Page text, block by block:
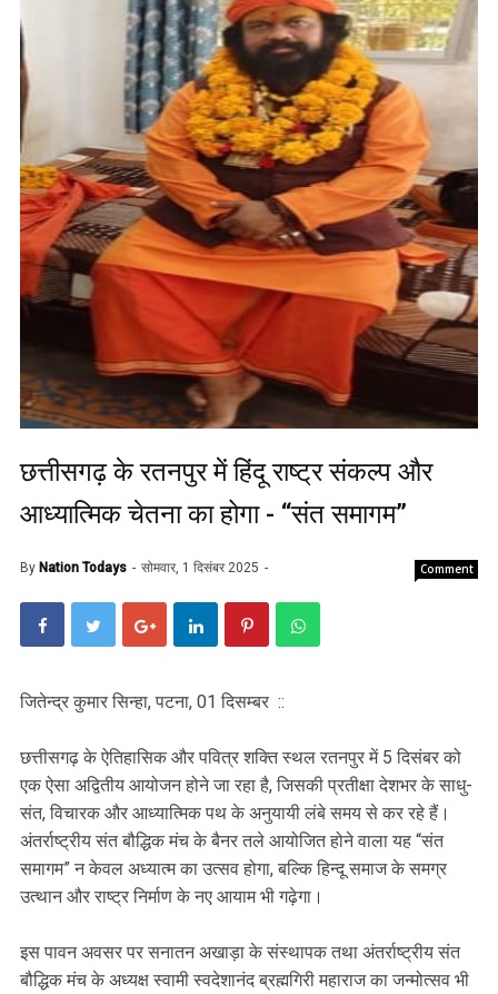
छत्तीसगढ़ के रतनपुर में हिंदू राष्ट्र संकल्प और
आध्यात्मिक चेतना का होगा - “संत समागम”
By Nation Todays सोमवार, 1 दिसंबर 2025 Comment
जितेन्द्र कुमार सिन्हा, पटना, 01 दिसम्बर ::
छत्तीसगढ़ के ऐतिहासिक और पवित्र शक्ति स्थल रतनपुर में 5 दिसंबर को
एक ऐसा अद्वितीय आयोजन होने जा रहा है, जिसकी प्रतीक्षा देशभर के साधु-
संत, विचारक और आध्यात्मिक पथ के अनुयायी लंबे समय से कर रहे हैं।
अंतर्राष्ट्रीय संत बौद्धिक मंच के बैनर तले आयोजित होने वाला यह “संत
समागम” न केवल अध्यात्म का उत्सव होगा, बल्कि हिन्दू समाज के समग्र
उत्थान और राष्ट्र निर्माण के नए आयाम भी गढ़ेगा।
इस पावन अवसर पर सनातन अखाड़ा के संस्थापक तथा अंतर्राष्ट्रीय संत
बौद्धिक मंच के अध्यक्ष स्वामी स्वदेशानंद ब्रह्मगिरी महाराज का जन्मोत्सव भी